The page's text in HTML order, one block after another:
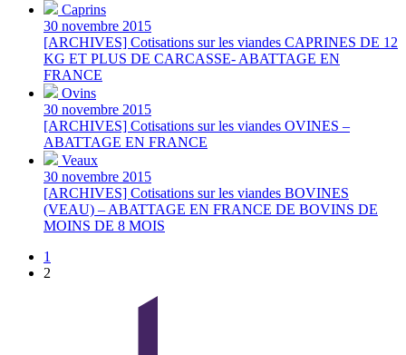
Caprins
30 novembre 2015
[ARCHIVES] Cotisations sur les viandes CAPRINES DE 12
KG ET PLUS DE CARCASSE- ABATTAGE EN
FRANCE
Ovins
30 novembre 2015
[ARCHIVES] Cotisations sur les viandes OVINES –
ABATTAGE EN FRANCE
Veaux
30 novembre 2015
[ARCHIVES] Cotisations sur les viandes BOVINES
(VEAU) – ABATTAGE EN FRANCE DE BOVINS DE
MOINS DE 8 MOIS
1
2